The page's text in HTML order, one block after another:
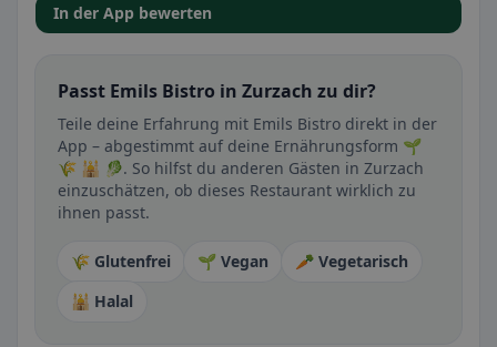
In der App bewerten
Passt Emils Bistro in Zurzach zu dir?
Teile deine Erfahrung mit Emils Bistro direkt in der
App – abgestimmt auf deine Ernährungsform 🌱
🌾 🕌 🥬. So hilfst du anderen Gästen in Zurzach
einzuschätzen, ob dieses Restaurant wirklich zu
ihnen passt.
🌾 Glutenfrei 🌱 Vegan
🥕 Vegetarisch
🕌 Halal